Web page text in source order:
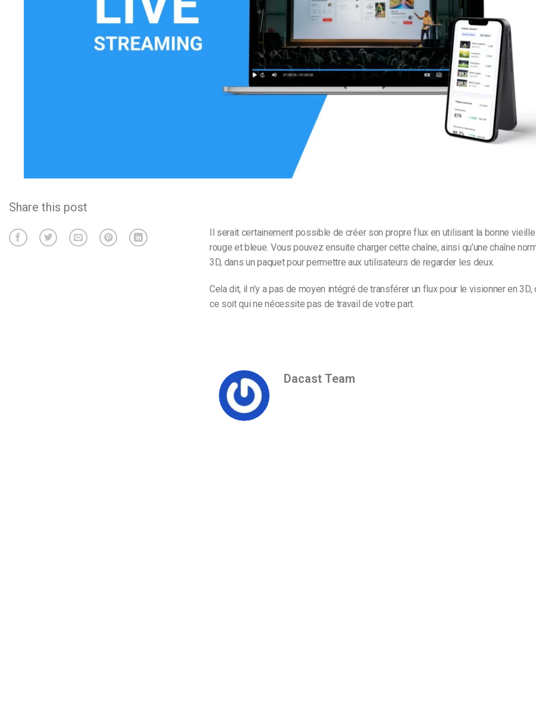
CMS vidéo
Confidentialité et sécurité
Monétisation vidéo
Marketing vidéo
d’apprentissage en ligne
Share this post
Il serait certainement possible de créer son propre flux en utilisant la bonne
rouge et bleue. Vous pouvez ensuite charger cette chaîne, ainsi qu’une chaîne
3D, dans un paquet pour permettre aux utilisateurs de regarder les deux.
Cela dit, il n’y a pas de moyen intégré de transférer un flux pour le visionner en 3D,
ce soit qui ne nécessite pas de travail de votre part.
Dacast Team